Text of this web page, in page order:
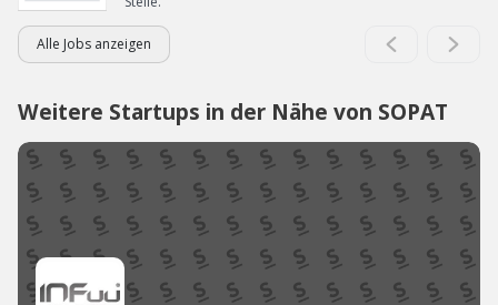
Alle Jobs anzeigen
Weitere Startups in der Nähe von SOPAT